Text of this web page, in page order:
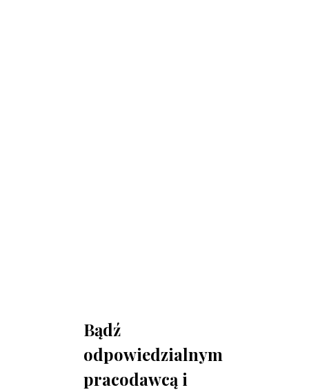
Bądź
odpowiedzialnym
pracodawcą i